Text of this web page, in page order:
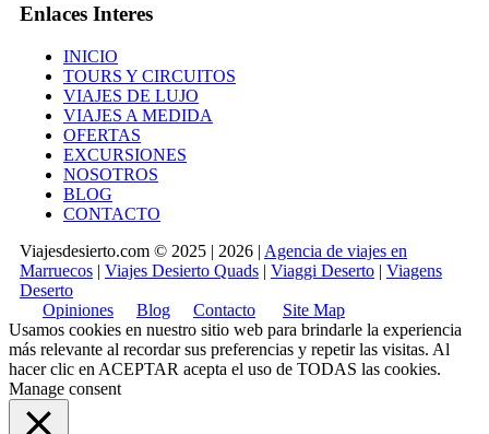
Enlaces Interes
INICIO
TOURS Y CIRCUITOS
VIAJES DE LUJO
VIAJES A MEDIDA
OFERTAS
EXCURSIONES
NOSOTROS
BLOG
CONTACTO
Viajesdesierto.com © 2025 | 2026 | Agencia de viajes en
Marruecos | Viajes Desierto Quads | Viaggi Deserto | Viagens
Deserto
Opiniones
Blog Contacto
Site Map
Usamos cookies en nuestro sitio web para brindarle la experiencia
más relevante al recordar sus preferencias y repetir las visitas. Al
hacer clic en ACEPTAR acepta el uso de TODAS las cookies.
Manage consent